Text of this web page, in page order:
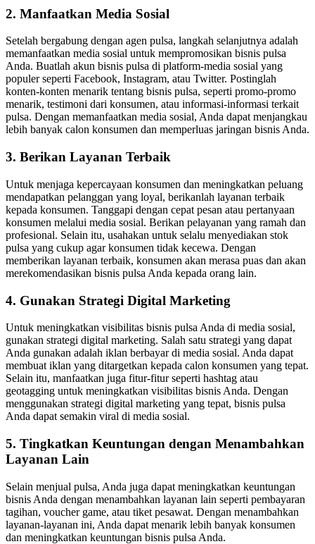
2. Manfaatkan Media Sosial
Setelah bergabung dengan agen pulsa, langkah selanjutnya adalah
memanfaatkan media sosial untuk mempromosikan bisnis pulsa
Anda. Buatlah akun bisnis pulsa di platform-media sosial yang
populer seperti Facebook, Instagram, atau Twitter. Postinglah
konten-konten menarik tentang bisnis pulsa, seperti promo-promo
menarik, testimoni dari konsumen, atau informasi-informasi terkait
pulsa. Dengan memanfaatkan media sosial, Anda dapat menjangkau
lebih banyak calon konsumen dan memperluas jaringan bisnis Anda.
3. Berikan Layanan Terbaik
Untuk menjaga kepercayaan konsumen dan meningkatkan peluang
mendapatkan pelanggan yang loyal, berikanlah layanan terbaik
kepada konsumen. Tanggapi dengan cepat pesan atau pertanyaan
konsumen melalui media sosial. Berikan pelayanan yang ramah dan
profesional. Selain itu, usahakan untuk selalu menyediakan stok
pulsa yang cukup agar konsumen tidak kecewa. Dengan
memberikan layanan terbaik, konsumen akan merasa puas dan akan
merekomendasikan bisnis pulsa Anda kepada orang lain.
4. Gunakan Strategi Digital Marketing
Untuk meningkatkan visibilitas bisnis pulsa Anda di media sosial,
gunakan strategi digital marketing. Salah satu strategi yang dapat
Anda gunakan adalah iklan berbayar di media sosial. Anda dapat
membuat iklan yang ditargetkan kepada calon konsumen yang tepat.
Selain itu, manfaatkan juga fitur-fitur seperti hashtag atau
geotagging untuk meningkatkan visibilitas bisnis Anda. Dengan
menggunakan strategi digital marketing yang tepat, bisnis pulsa
Anda dapat semakin viral di media sosial.
5. Tingkatkan Keuntungan dengan Menambahkan
Layanan Lain
Selain menjual pulsa, Anda juga dapat meningkatkan keuntungan
bisnis Anda dengan menambahkan layanan lain seperti pembayaran
tagihan, voucher game, atau tiket pesawat. Dengan menambahkan
layanan-layanan ini, Anda dapat menarik lebih banyak konsumen
dan meningkatkan keuntungan bisnis pulsa Anda.